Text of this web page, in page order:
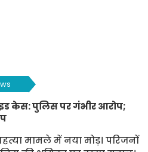
केस: पुलिस पर गंभीर आरोप;
मामले में नया मोड़। परिजनों